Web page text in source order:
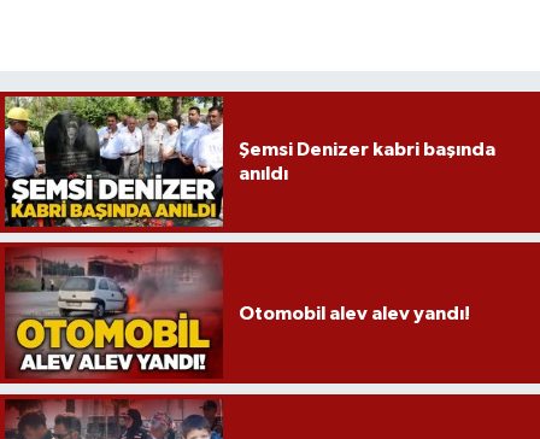
Şemsi Denizer kabri başında
anıldı
Otomobil alev alev yandı!